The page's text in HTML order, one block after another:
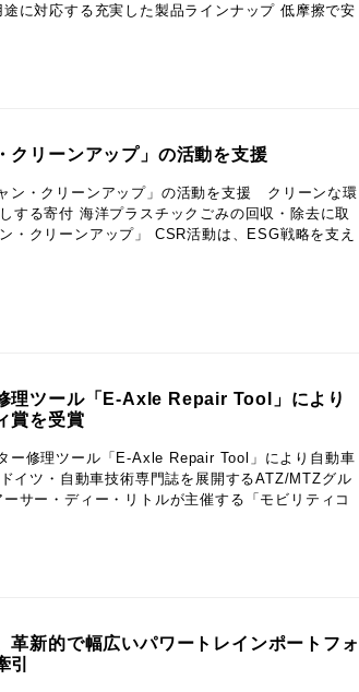
に対応する充実した製品ラインナップ 低摩擦で安
クリーンアップ」の活動を支援
ン・クリーンアップ」の活動を支援 クリーンな環
する寄付 海洋プラスチックごみの回収・除去に取
・クリーンアップ」 CSR活動は、ESG戦略を支え
理ツール「E-Axle Repair Tool」により
賞を受賞
ー修理ツール「E-Axle Repair Tool」により自動車
イツ・自動車技術専門誌を展開するATZ/MTZグル
サー・ディー・リトルが主催する「モビリティコ
革新的で幅広いパワートレインポートフォ
引